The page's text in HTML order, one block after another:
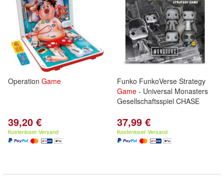
Operation Game
39,20 €
Kostenloser Versand
Funko FunkoVerse Strategy
Game - Universal Monasters
Gesellschaftsspiel CHASE
37,99 €
Kostenloser Versand